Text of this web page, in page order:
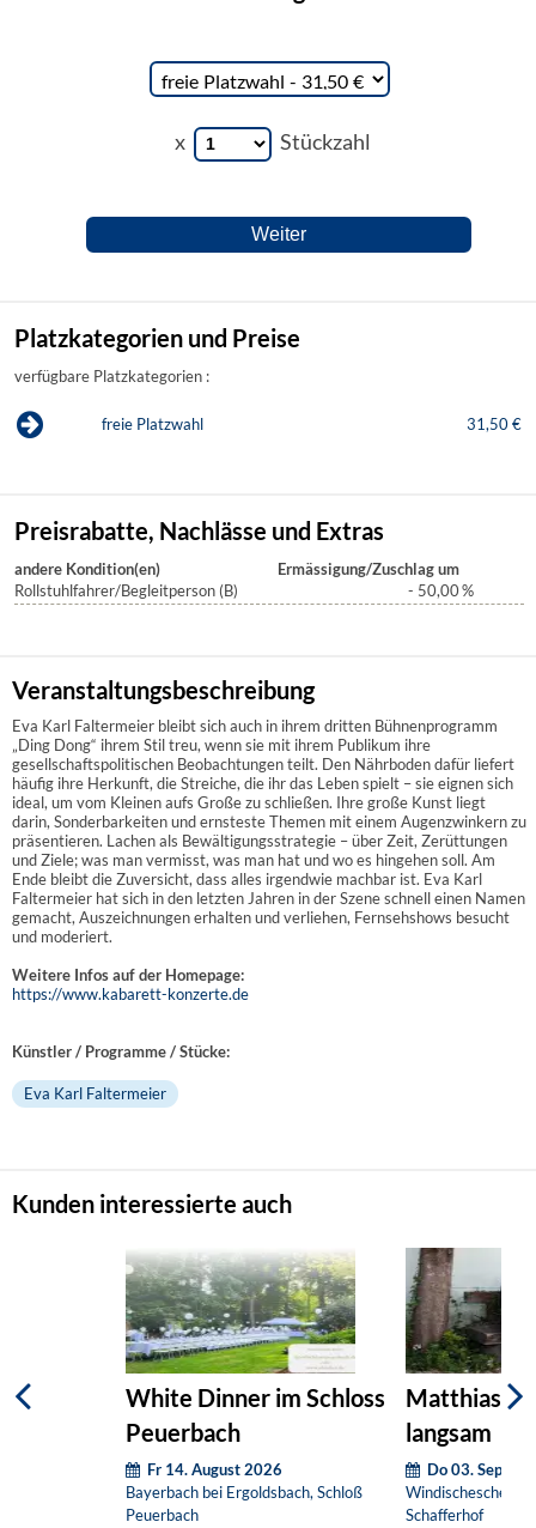
x Stückzahl
Platzkategorien und Preise
verfügbare Platzkategorien :
freie Platzwahl 31,50 €
Preisrabatte, Nachlässe und Extras
andere Kondition(en)
Ermässigung/Zuschlag um
Rollstuhlfahrer/Begleitperson (B)
- 50,00%
Veranstaltungsbeschreibung
Eva Karl Faltermeier bleibt sich auch in ihrem dritten Bühnenprogramm
„Ding Dong“ ihrem Stil treu, wenn sie mit ihrem Publikum ihre
gesellschaftspolitischen Beobachtungen teilt. Den Nährboden dafür liefert
häufig ihre Herkunft, die Streiche, die ihr das Leben spielt – sie eignen sich
ideal, um vom Kleinen aufs Große zu schließen. Ihre große Kunst liegt
darin, Sonderbarkeiten und ernsteste Themen mit einem Augenzwinkern zu
präsentieren. Lachen als Bewältigungsstrategie – über Zeit, Zerüttungen
und Ziele; was man vermisst, was man hat und wo es hingehen soll. Am
Ende bleibt die Zuversicht, dass alles irgendwie machbar ist. Eva Karl
Faltermeier hat sich in den letzten Jahren in der Szene schnell einen Namen
gemacht, Auszeichnungen erhalten und verliehen, Fernsehshows besucht
und moderiert.
Weitere Infos auf der Homepage:
https://www.kabarett-konzerte.de
Künstler / Programme / Stücke:
Eva Karl Faltermeier
Kunden interessierte auch
White Dinner im Schloss
Peuerbach
Fr 14. August 2026
Bayerbach bei Ergoldsbach, Schloß
Peuerbach
Matthias
langsam
Do 03.
Schafferhof